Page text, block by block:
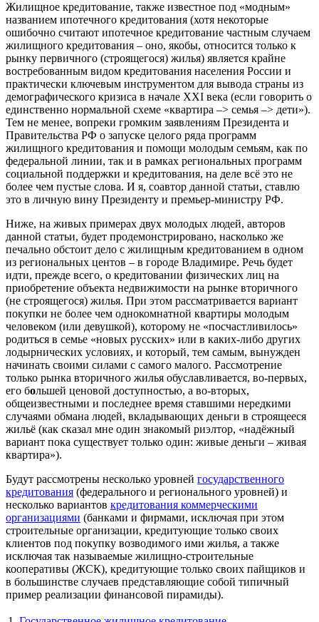
Жилищное кредитование, также известное под «модным»
названием ипотечного кредитования (хотя некоторые
ошибочно считают ипотечное кредитование частным случаем
жилищного кредитования – оно, якобы, относится только к
рынку первичного (строящегося) жилья) является крайне
востребованным видом кредитования населения России и
практически ключевым инструментом для вывода страны из
демографического кризиса в начале XXI века (если говорить о
единственно нормальной схеме «квартира –> семья –> дети»).
Тем не менее, вопреки громким заявлениям Президента и
Правительства РФ о запуске целого ряда программ
жилищного кредитования и помощи молодым семьям, как по
федеральной линии, так и в рамках региональных программ
социальной поддержки и кредитования, на деле всё это не
более чем пустые слова. И я, соавтор данной статьи, ставлю
это в личную вину Президенту и премьер-министру РФ.
Ниже, на живых примерах двух молодых людей, авторов
данной статьи, будет продемонстрировано, насколько же
печально обстоит дело с жилищным кредитованием в одном
из региональных центов – в городе Владимире. Речь будет
идти, прежде всего, о кредитовании физических лиц на
приобретение объекта недвижимости на рынке вторичного
(не строящегося) жилья. При этом рассматривается вариант
покупки не более чем однокомнатной квартиры молодым
человеком (или девушкой), которому не «посчастливилось»
родиться в семье «новых русских» или в каких-либо других
лодырнических условиях, и который, тем самым, вынужден
начинать своими силами с самого малого. Рассмотрение
только рынка вторичного жилья обуславливается, во-первых,
его большей ценовой доступностью, а во-вторых,
общеизвестными и последнее время ставшими нередкими
случаями обмана людей, вкладывающих деньги в строящееся
жильё (как сказал мне один знакомый риэлтор, «надёжный
вариант пока существует только один: живые деньги – живая
квартира»).
Будут рассмотрены несколько уровней государственного
кредитования (федерального и регионального уровней) и
несколько вариантов кредитования коммерческими
организациями (банками и фирмами, исключая при этом
строительные организации, кредитующие только своих
клиентов под покупку возводимого ими жилья, а также
исключая так называемые жилищно-строительные
кооперативы (ЖСК), кредитующие только своих пайщиков и
в большинстве случаев представляющие собой типичный
пример реализации финансовой пирамиды).